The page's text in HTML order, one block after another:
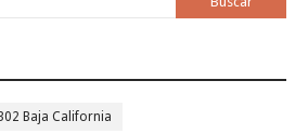
Baja California